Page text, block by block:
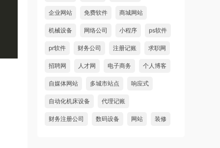
企业网站 免费软件 商城网站
机械设备 网络公司 小程序 ps软件
pr软件 财务公司 注册记账 求职网
招聘网 人才网 电子商务 个人博客
自媒体网站 多城市站点 响应式
自动化机床设备 代理记账
财务注册公司 数码设备 网站 装修